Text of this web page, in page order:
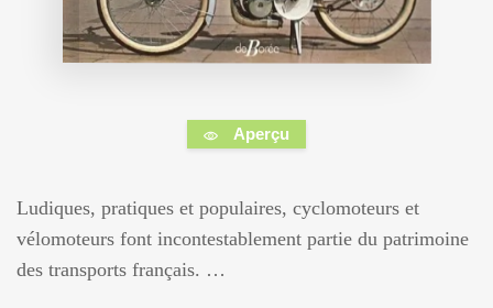
Aperçu
Ludiques, pratiques et populaires, cyclomoteurs et
vélomoteurs font incontestablement partie du patrimoine
des transports français. …